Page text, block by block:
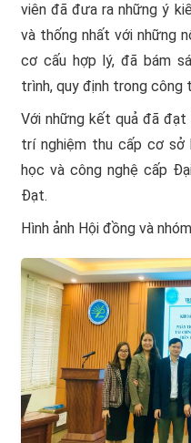
viên đã đưa ra những ý
và thống nhất với những
cơ cấu hợp lý, đã bám
trình, quy định trong công
Với những kết quả đã
trí nghiệm thu cấp cơ
học và công nghệ cấp
Đạt.
Hình ảnh Hội đồng và